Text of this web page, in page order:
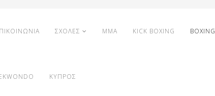
ΣΧΟΛΕΣ MMA KICK BOXING BOXING
ΚΥΠΡΟΣ